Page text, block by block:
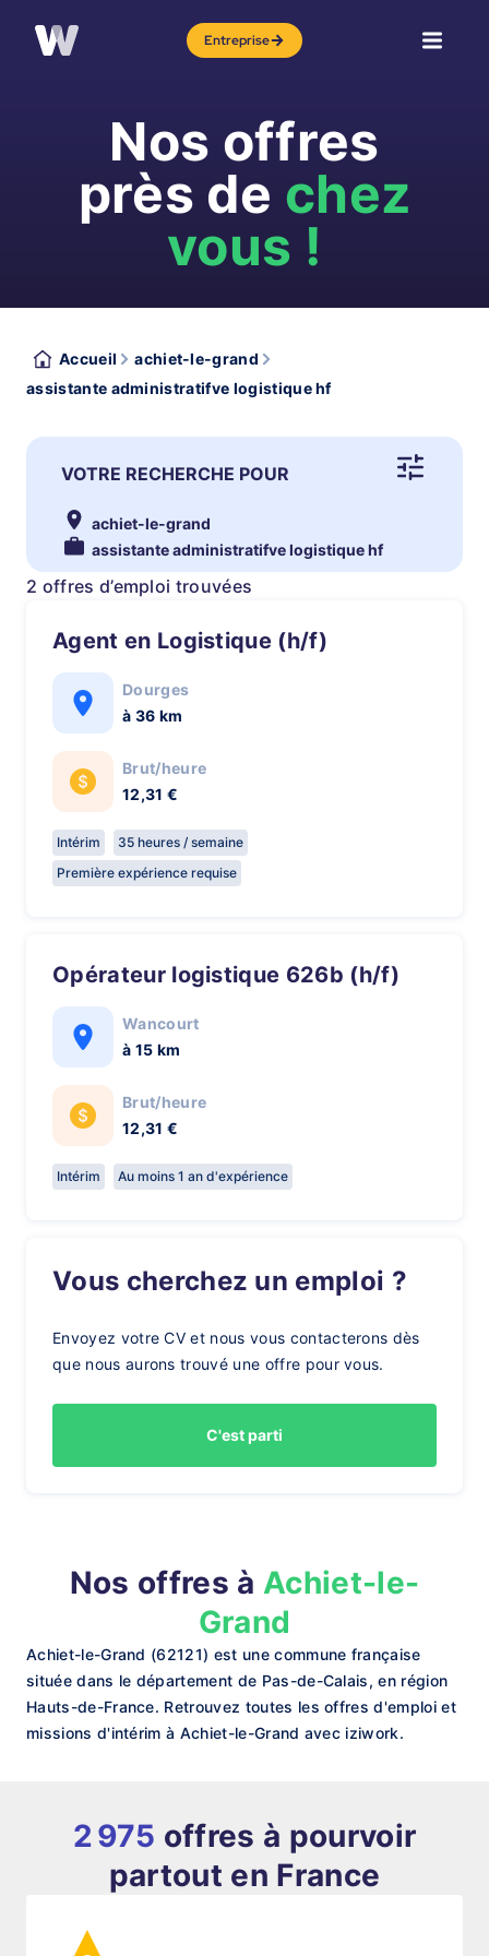
Entreprise
Nos offres
près de chez
vous !
Accueil
achiet-le-grand
assistante administratifve logistique hf
VOTRE RECHERCHE POUR
achiet-le-grand
assistante administratifve logistique hf
2 offres d’emploi trouvées
Agent en Logistique (h/f)
Dourges
à 36 km
Brut/heure
12,31 €
Intérim
35 heures / semaine
Première expérience requise
opérateur logistique 626b (h/f)
Wancourt
à 15 km
Brut/heure
12,31 €
Intérim Au moins 1 an d'expérience
Vous cherchez un emploi ?
Envoyez votre CV et nous vous contacterons dès
que nous aurons trouvé une offre pour vous.
C'est parti
Nos offres à Achiet-le-
Grand
Achiet-le-Grand (62121) est une commune française
située dans le département de Pas-de-Calais, en région
Hauts-de-France. Retrouvez toutes les offres d'emploi et
missions d'intérim à Achiet-le-Grand avec iziwork.
2 975 offres à pourvoir
partout en France